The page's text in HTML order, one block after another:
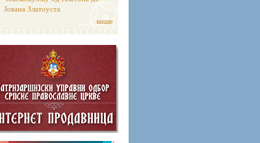
Јована Златоуста
више